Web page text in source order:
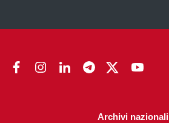
FacebookInstagramLinkedinTelegram
Twitter
Archivi nazionali